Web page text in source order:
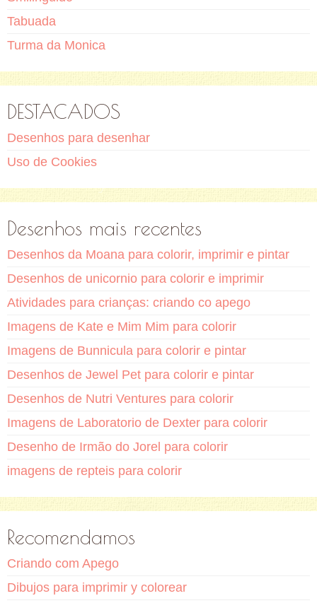
Tabuada
Turma da Monica
DESTACADOS
Desenhos para desenhar
Uso de Cookies
Desenhos mais recentes
Desenhos da Moana para colorir, imprimir e pintar
Desenhos de unicornio para colorir e imprimir
Atividades para crianças: criando co apego
Imagens de Kate e Mim Mim para colorir
Imagens de Bunnicula para colorir e pintar
Desenhos de Jewel Pet para colorir e pintar
Desenhos de Nutri Ventures para colorir
Imagens de Laboratorio de Dexter para colorir
Desenho de Irmão do Jorel para colorir
imagens de repteis para colorir
Recomendamos
Criando com Apego
Dibujos para imprimir y colorear